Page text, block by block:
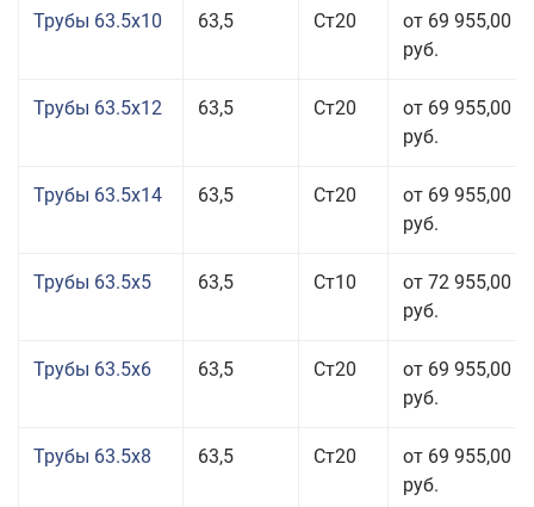
Трубы 63.5x10 63,5 Ст20
от 69 955,00
руб.
Трубы 63.5x12 63,5 Ст20
от 69 955,00
руб.
Трубы 63.5x14 63,5 Ст20
от 69 955,00
руб.
Трубы 63.5x5 63,5 Ст10
от 72 955,00
руб.
Трубы 63.5x6 63,5 Ст20
от 69 955,00
руб.
Трубы 63.5x8 63,5 Ст20
от 69 955,00
руб.